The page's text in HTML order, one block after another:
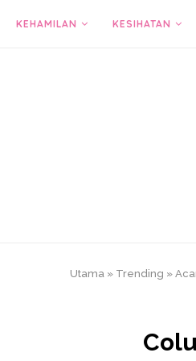
KEHAMILAN KESIHATAN
Utama » Trending »